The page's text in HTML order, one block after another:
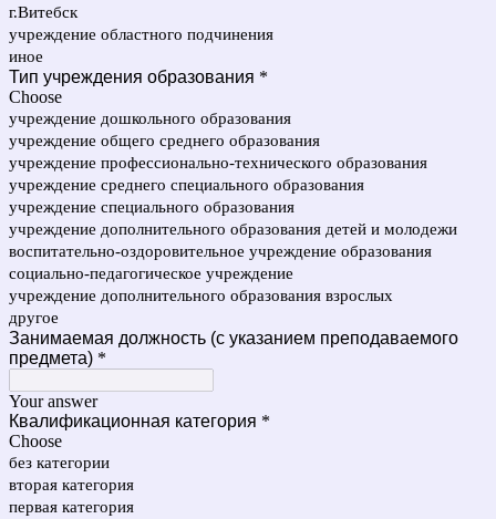
г.Витебск
учреждение областного подчинения
иное
Тип учреждения образования *
Choose
учреждение дошкольного образования
учреждение общего среднего образования
учреждение профессионально-технического образования
учреждение среднего специального образования
учреждение специального образования
учреждение дополнительного образования детей и молодежи
воспитательно-оздоровительное учреждение образования
социально-педагогическое учреждение
учреждение дополнительного образования взрослых
другое
Занимаемая должность (с указанием преподаваемого
предмета) *
Your answer
Квалификационная категория *
Choose
без категории
вторая категория
первая категория